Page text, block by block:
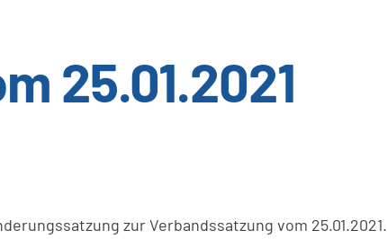
25.01.2021
zur Verbandssatzung vom 25.01.2021.